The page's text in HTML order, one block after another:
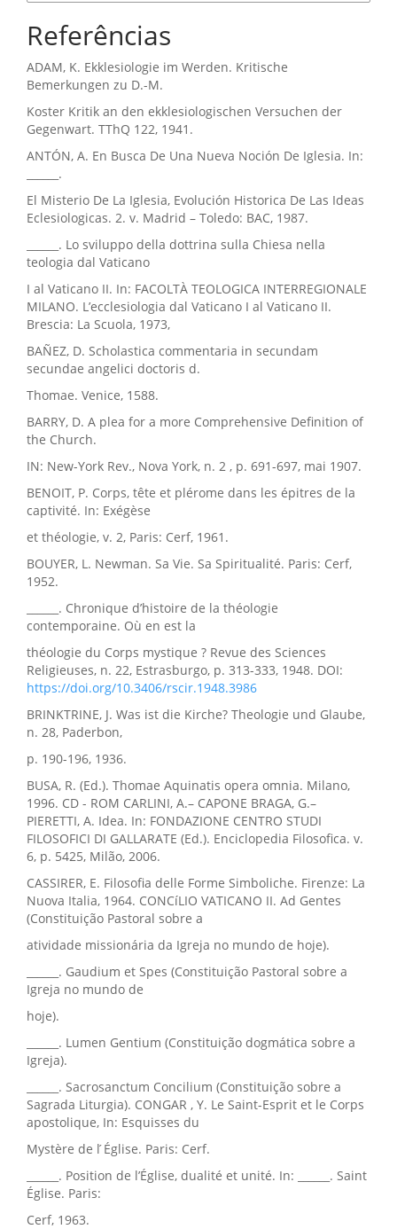
Referências
ADAM, K. Ekklesiologie im Werden. Kritische
Bemerkungen zu D.-M.
Koster Kritik an den ekklesiologischen Versuchen der
Gegenwart. TThQ 122, 1941.
ANTÓN, A. En Busca De Una Nueva Noción De Iglesia. In:
______.
El Misterio De La Iglesia, Evolución Historica De Las Ideas
Eclesiologicas. 2. v. Madrid – Toledo: BAC, 1987.
______. Lo sviluppo della dottrina sulla Chiesa nella
teologia dal Vaticano
I al Vaticano II. In: FACOLTÀ TEOLOGICA INTERREGIONALE
MILANO. L’ecclesiologia dal Vaticano I al Vaticano II.
Brescia: La Scuola, 1973,
BAÑEZ, D. Scholastica commentaria in secundam
secundae angelici doctoris d.
Thomae. Venice, 1588.
BARRY, D. A plea for a more Comprehensive Definition of
the Church.
IN: New-York Rev., Nova York, n. 2 , p. 691-697, mai 1907.
BENOIT, P. Corps, tête et plérome dans les épitres de la
captivité. In: Exégèse
et théologie, v. 2, Paris: Cerf, 1961.
BOUYER, L. Newman. Sa Vie. Sa Spiritualité. Paris: Cerf,
1952.
______. Chronique d’histoire de la théologie
contemporaine. Où en est la
théologie du Corps mystique ? Revue des Sciences
Religieuses, n. 22, Estrasburgo, p. 313-333, 1948. DOI:
https://doi.org/10.3406/rscir.1948.3986
BRINKTRINE, J. Was ist die Kirche? Theologie und Glaube,
n. 28, Paderbon,
p. 190-196, 1936.
BUSA, R. (Ed.). Thomae Aquinatis opera omnia. Milano,
1996. CD - ROM CARLINI, A.– CAPONE BRAGA, G.–
PIERETTI, A. Idea. In: FONDAZIONE CENTRO STUDI
FILOSOFICI DI GALLARATE (Ed.). Enciclopedia Filosofica. v.
6, p. 5425, Milão, 2006.
CASSIRER, E. Filosofia delle Forme Simboliche. Firenze: La
Nuova Italia, 1964. CONCíLIO VATICANO II. Ad Gentes
(Constituição Pastoral sobre a
atividade missionária da Igreja no mundo de hoje).
______. Gaudium et Spes (Constituição Pastoral sobre a
Igreja no mundo de
hoje).
______. Lumen Gentium (Constituição dogmática sobre a
Igreja).
______. Sacrosanctum Concilium (Constituição sobre a
Sagrada Liturgia). CONGAR , Y. Le Saint-Esprit et le Corps
apostolique, In: Esquisses du
Mystère de l ́Église. Paris: Cerf.
______. Position de l’Église, dualité et unité. In: ______. Saint
Église. Paris:
Cerf, 1963.